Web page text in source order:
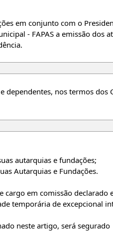
em conjunto com o
- FAPAS a emissão dos
dependentes, nos termos dos
autarquias e fundações;
Autarquias e Fundações.
em comissão declarado
temporária de excepcional
neste artigo, será segurado